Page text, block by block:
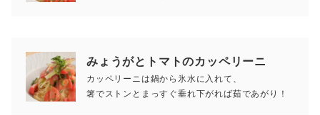
みょうがとトマトのカッペリーニ
カッペリーニは鍋から氷水に入れて、
箸でストンとまっすぐ垂れ下がれば茹であがり！